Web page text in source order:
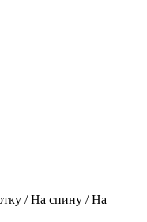
/ На спину / На